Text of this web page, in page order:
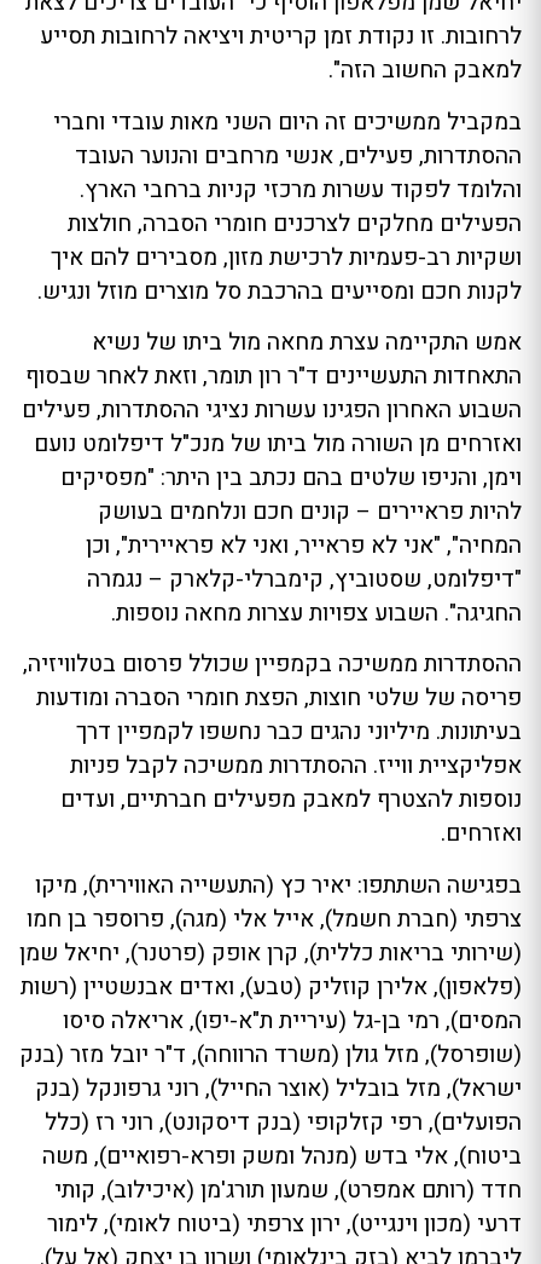
לרחובות. זו נקודת זמן קריטית ויציאה לרחובות תסייע
למאבק החשוב הזה".
במקביל ממשיכים זה היום השני מאות עובדי וחברי
ההסתדרות, פעילים, אנשי מרחבים והנוער העובד
והלומד לפקוד עשרות מרכזי קניות ברחבי הארץ.
הפעילים מחלקים לצרכנים חומרי הסברה, חולצות
ושקיות רב-פעמיות לרכישת מזון, מסבירים להם איך
לקנות חכם ומסייעים בהרכבת סל מוצרים מוזל ונגיש.
אמש התקיימה עצרת מחאה מול ביתו של נשיא
התאחדות התעשיינים ד"ר רון תומר, וזאת לאחר שבסוף
השבוע האחרון הפגינו עשרות נציגי ההסתדרות, פעילים
ואזרחים מן השורה מול ביתו של מנכ"ל דיפלומט נועם
וימן, והניפו שלטים בהם נכתב בין היתר: "מפסיקים
להיות פראיירים – קונים חכם ונלחמים בעושק
המחיה", "אני לא פראייר, ואני לא פראיירית", וכן
"דיפלומט, שסטוביץ, קימברלי-קלארק – נגמרה
החגיגה". השבוע צפויות עצרות מחאה נוספות.
ההסתדרות ממשיכה בקמפיין שכולל פרסום בטלוויזיה,
פריסה של שלטי חוצות, הפצת חומרי הסברה ומודעות
בעיתונות. מיליוני נהגים כבר נחשפו לקמפיין דרך
אפליקציית ווייז. ההסתדרות ממשיכה לקבל פניות
נוספות להצטרף למאבק מפעילים חברתיים, ועדים
ואזרחים.
בפגישה השתתפו: יאיר כץ (התעשייה האווירית), מיקו
צרפתי (חברת חשמל), אייל אלי (מגה), פרוספר בן חמו
(שירותי בריאות כללית), קרן אופק (פרטנר), יחיאל שמן
(פלאפון), אלירן קוזליק (טבע), ואדים אבנשטיין (רשות
המסים), רמי בן-גל (עיריית ת"א-יפו), אריאלה סיסו
(שופרסל), מזל גולן (משרד הרווחה), ד"ר יובל מזר (בנק
ישראל), מזל בובליל (אוצר החייל), רוני גרפונקל (בנק
הפועלים), רפי קזלקופי (בנק דיסקונט), רוני רז (כלל
ביטוח), אלי בדש (מנהל ומשק ופרא-רפואיים), משה
חדד (רותם אמפרט), שמעון תורג'מן (איכילוב), קותי
דרעי (מכון וינגייט), ירון צרפתי (ביטוח לאומי), לימור